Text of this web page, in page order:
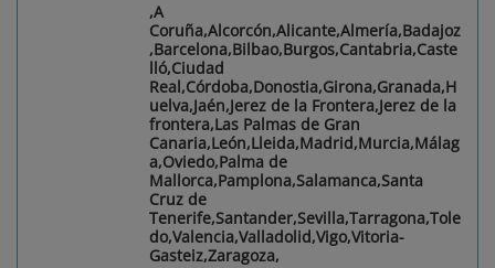
,A
Coruña,Alcorcón,Alicante,Almería,Badajoz
,Barcelona,Bilbao,Burgos,Cantabria,Caste
lló,Ciudad
Real,Córdoba,Donostia,Girona,Granada,H
uelva,Jaén,Jerez de la Frontera,Jerez de la
frontera,Las Palmas de Gran
Canaria,León,Lleida,Madrid,Murcia,Málag
a,Oviedo,Palma de
Mallorca,Pamplona,Salamanca,Santa
Cruz de
Tenerife,Santander,Sevilla,Tarragona,Tole
do,Valencia,Valladolid,Vigo,Vitoria-
Gasteiz,Zaragoza,